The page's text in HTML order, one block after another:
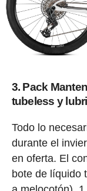
3. Pack
tubeless y
Todo lo
durante el
en oferta. El
bote de líquido